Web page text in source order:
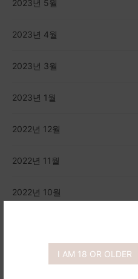
I AM 18 OR OLDER
2023년 5월
2023년 4월
2023년 3월
2023년 1월
2022년 12월
2022년 11월
2022년 10월